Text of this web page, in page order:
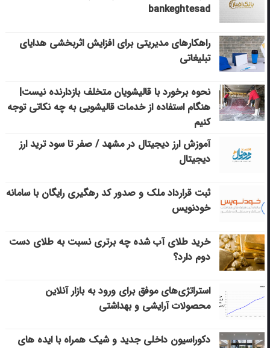
bankeghtesad
راهکارهای مدیریتی برای افزایش اثربخشی هدایای
تبلیغاتی
نحوه برخورد با قالیشویان متخلف بازدارنده نیست|
هنگام استفاده از خدمات قالیشویی به چه نکاتی توجه
کنیم
آموزش ارز دیجیتال در مشهد / صفر تا سود ترید ارز
دیجیتال
ثبت قرارداد ملک و صدور کد رهگیری رایگان با سامانه
خودنویس
خرید طلای آب شده چه برتری نسبت به طلای دست
دوم دارد؟
استراتژی‌های موفق برای ورود به بازار آنلاین
محصولات آرایشی و بهداشتی
دکوراسیون داخلی جدید و شیک همراه با ایده های